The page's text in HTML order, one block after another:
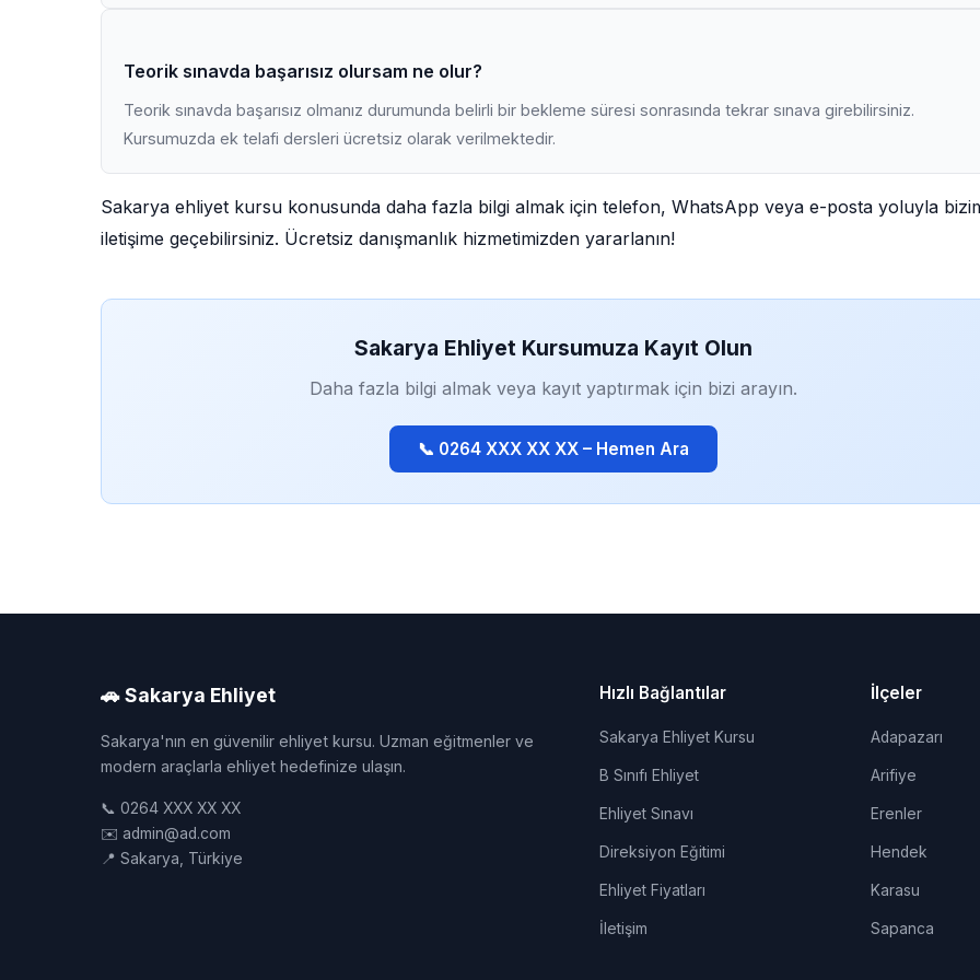
Teorik sınavda başarısız olursam ne olur?
Teorik sınavda başarısız olmanız durumunda belirli bir bekleme süresi sonrasında tekrar sınava girebilirsiniz.
Kursumuzda ek telafi dersleri ücretsiz olarak verilmektedir.
Sakarya ehliyet kursu konusunda daha fazla bilgi almak için telefon, WhatsApp veya e-posta yoluyla
iletişime geçebilirsiniz. Ücretsiz danışmanlık hizmetimizden yararlanın!
Sakarya Ehliyet Kursumuza Kayıt Olun
Daha fazla bilgi almak veya kayıt yaptırmak için bizi arayın.
📞 0264 XXX XX XX – Hemen Ara
🚗 Sakarya Ehliyet
Sakarya'nın en güvenilir ehliyet kursu. Uzman eğitmenler ve
modern araçlarla ehliyet hedefinize ulaşın.
📞 0264 XXX XX XX
✉️ admin@ad.com
📍 Sakarya, Türkiye
Hızlı Bağlantılar
Sakarya Ehliyet Kursu
B Sınıfı Ehliyet
Ehliyet Sınavı
Direksiyon Eğitimi
Ehliyet Fiyatları
İletişim
İlçeler
Adapazarı
Arifiye
Erenler
Hendek
Karasu
Sapanca